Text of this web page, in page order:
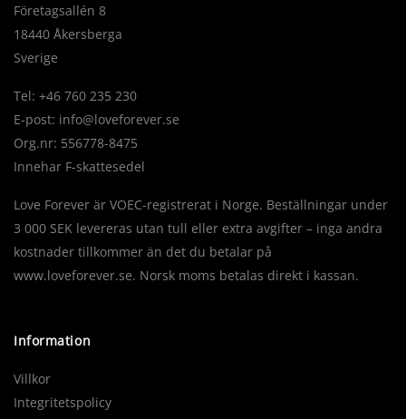
Företagsallén 8
18440 Åkersberga
Sverige
Tel: +46 760 235 230
E-post: info@loveforever.se
Org.nr: 556778-8475
Innehar F-skattesedel
Love Forever är VOEC-registrerat i Norge. Beställningar under
3 000 SEK levereras utan tull eller extra avgifter – inga andra
kostnader tillkommer än det du betalar på
www.loveforever.se. Norsk moms betalas direkt i kassan.
Information
Villkor
Integritetspolicy